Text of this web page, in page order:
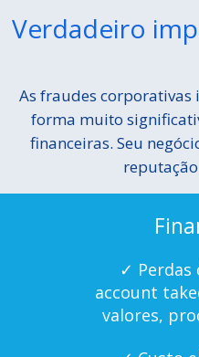
Verdadeiro
As fraudes
forma muito
financeiras. Seu
✓ Perdas
account
valores,